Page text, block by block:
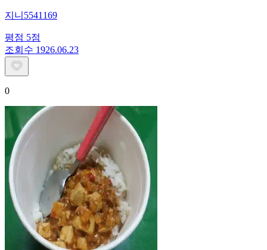
지니5541169
평점 5점
조회수 1926.06.23
0